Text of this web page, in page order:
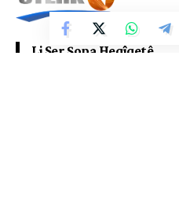
Li Ser Şopa Heqîqetê